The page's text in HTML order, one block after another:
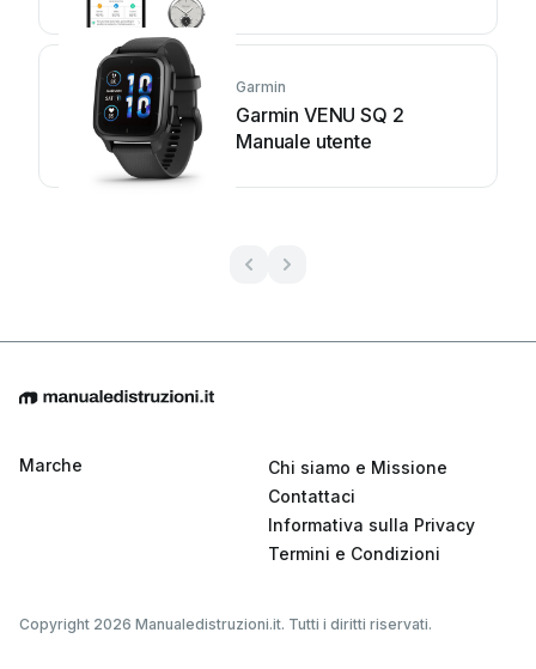
Garmin
Garmin VENU SQ 2
Manuale utente
Marche
Chi siamo e Missione
Contattaci
Informativa sulla Privacy
Termini e Condizioni
Copyright 2026 Manualedistruzioni.it. Tutti i diritti riservati.